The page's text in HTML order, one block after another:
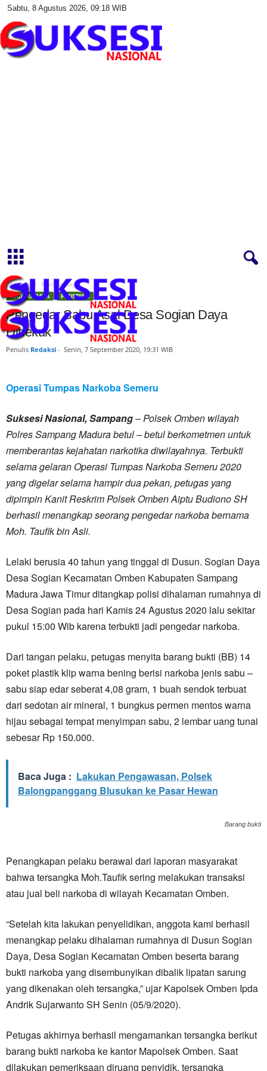
Sabtu, 8 Agustus 2026, 09:18 WIB
Beranda Madura Raya
MADURA RAYA PERISTIWA
Pengedar Sabu Asal Desa Sogian Daya
Dibekuk
Penulis Redaksi - Senin, 7 September 2020, 19:31 WIB
Operasi Tumpas Narkoba Semeru
Suksesi Nasional, Sampang– Polsek Omben wilayah
Polres Sampang Madura betul – betul berkometmen untuk
memberantas kejahatan narkotika diwilayahnya. Terbukti
selama gelaran Operasi Tumpas Narkoba Semeru 2020
yang digelar selama hampir dua pekan, petugas yang
dipimpin Kanit Reskrim Polsek Omben Aiptu Budiono SH
berhasil menangkap seorang pengedar narkoba bernama
Moh. Taufik bin Asli.
Lelaki berusia 40 tahun yang tinggal di Dusun. Sogian Daya
Desa Sogian Kecamatan Omben Kabupaten Sampang
Madura Jawa Timur ditangkap polisi dihalaman rumahnya di
Desa Sogian pada hari Kamis 24 Agustus 2020 lalu sekitar
pukul 15:00 Wib karena terbukti jadi pengedar narkoba.
Dari tangan pelaku, petugas menyita barang bukti (BB) 14
poket plastik klip warna bening berisi narkoba jenis sabu –
sabu siap edar seberat 4,08 gram, 1 buah sendok terbuat
dari sedotan air mineral, 1 bungkus permen mentos warna
hijau sebagai tempat menyimpan sabu, 2 lembar uang tunai
sebesar Rp 150.000.
Baca Juga : Lakukan Pengawasan, Polsek
Balongpanggang Blusukan ke Pasar Hewan
Barang bukti
Penangkapan pelaku berawal dari laporan masyarakat
bahwa tersangka Moh.Taufik sering melakukan transaksi
atau jual beli narkoba di wilayah Kecamatan Omben.
“Setelah kita lakukan penyelidikan, anggota kami berhasil
menangkap pelaku dihalaman rumahnya di Dusun Sogian
Daya, Desa Sogian Kecamatan Omben beserta barang
bukti narkoba yang disembunyikan dibalik lipatan sarung
yang dikenakan oleh tersangka,” ujar Kapolsek Omben Ipda
Andrik Sujarwanto SH Senin (05/9/2020).
Petugas akhirnya berhasil mengamankan tersangka berikut
barang bukti narkoba ke kantor Mapolsek Omben. Saat
dilakukan pemeriksaan diruang penyidik, tersangka